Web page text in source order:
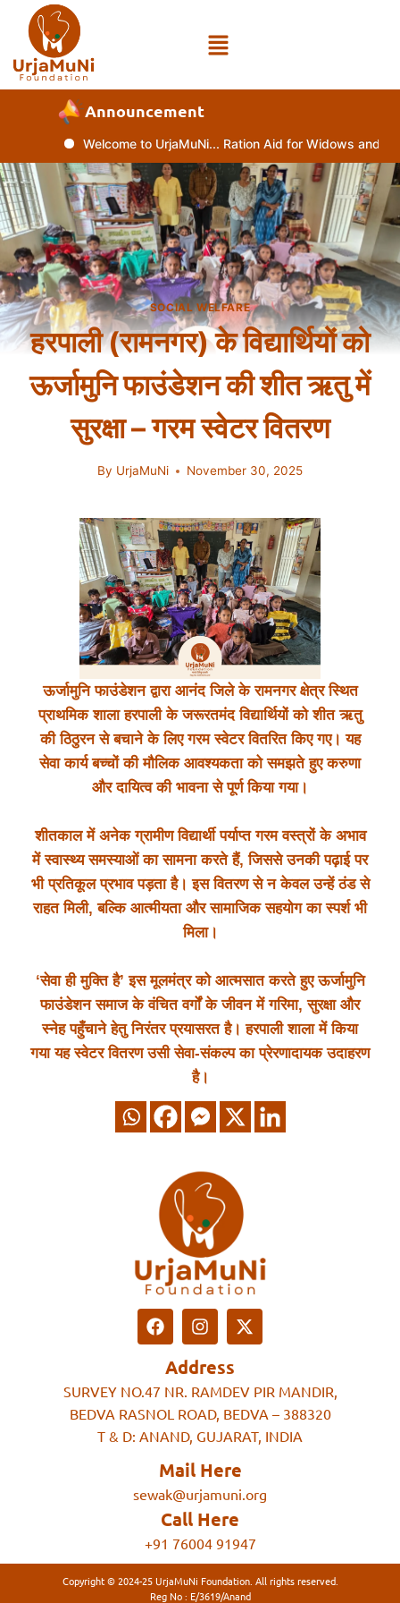
Announcement
Welcome to UrjaMuNi... Ration Aid for Widows and
SOCIAL WELFARE
हरपाली (रामनगर) के विद्यार्थियों को
ऊर्जामुनि फाउंडेशन की शीत ऋतु में
सुरक्षा – गरम स्वेटर वितरण
By UrjaMuNi November 30, 2025
ऊर्जामुनि फाउंडेशन द्वारा आनंद जिले के रामनगर क्षेत्र स्थित
प्राथमिक शाला हरपाली के जरूरतमंद विद्यार्थियों को शीत ऋतु
की ठिठुरन से बचाने के लिए गरम स्वेटर वितरित किए गए। यह
सेवा कार्य बच्चों की मौलिक आवश्यकता को समझते हुए करुणा
और दायित्व की भावना से पूर्ण किया गया।
शीतकाल में अनेक ग्रामीण विद्यार्थी पर्याप्त गरम वस्त्रों के अभाव
में स्वास्थ्य समस्याओं का सामना करते हैं, जिससे उनकी पढ़ाई पर
भी प्रतिकूल प्रभाव पड़ता है। इस वितरण से न केवल उन्हें ठंड से
राहत मिली, बल्कि आत्मीयता और सामाजिक सहयोग का स्पर्श भी
मिला।
‘सेवा ही मुक्ति है’ इस मूलमंत्र को आत्मसात करते हुए ऊर्जामुनि
फाउंडेशन समाज के वंचित वर्गों के जीवन में गरिमा, सुरक्षा और
स्नेह पहुँचाने हेतु निरंतर प्रयासरत है। हरपाली शाला में किया
गया यह स्वेटर वितरण उसी सेवा-संकल्प का प्रेरणादायक उदाहरण
है।
Address
SURVEY NO.47 NR. RAMDEV PIR MANDIR,
BEDVA RASNOL ROAD, BEDVA – 388320
T & D: ANAND, GUJARAT, INDIA
Mail Here
sewak@urjamuni.org
Call Here
+91 76004 91947
Copyright © 2024-25 UrjaMuNi Foundation. All rights reserved.
Reg No : E/3619/Anand